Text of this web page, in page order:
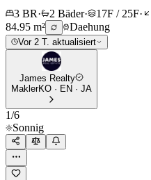
3 BR· 2 Bäder· 17F / 25F·
84.95 m²
Daehung
Vor 2 T. aktualisiert
James Realty
MaklerKO · EN · JA
1/6
Sonnig